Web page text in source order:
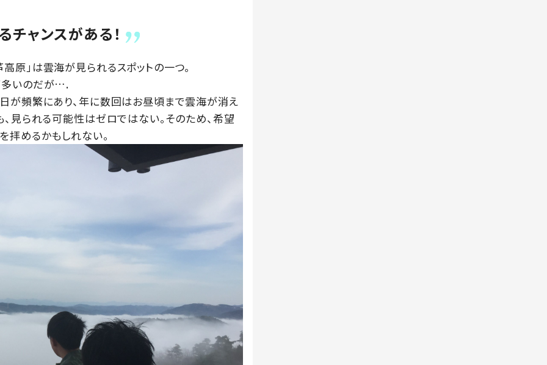
ャンスがある！
」は雲海が見られるスポットの一つ。
多いのだが….
が頻繁にあり、年に数回はお昼頃まで雲海が消え
見られる可能性はゼロではない。そのため、希望
拝めるかもしれない。